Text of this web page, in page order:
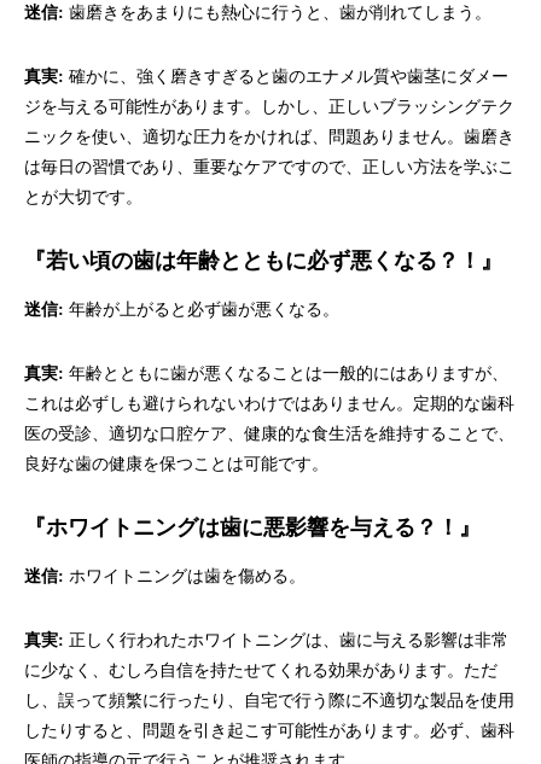
迷信: 歯磨きをあまりにも熱心に行うと、歯が削れてしまう。
真実: 確かに、強く磨きすぎると歯のエナメル質や歯茎にダメー
ジを与える可能性があります。しかし、正しいブラッシングテク
ニックを使い、適切な圧力をかければ、問題ありません。歯磨き
は毎日の習慣であり、重要なケアですので、正しい方法を学ぶこ
とが大切です。
『若い頃の歯は年齢とともに必ず悪くなる ？！』
迷信: 年齢が上がると必ず歯が悪くなる。
真実: 年齢とともに歯が悪くなることは一般的にはありますが、
これは必ずしも避けられないわけではありません。定期的な歯科
医の受診、適切な口腔ケア、健康的な食生活を維持することで、
良好な歯の健康を保つことは可能です。
『ホワイトニングは歯に悪影響を与える ？！』
迷信: ホワイトニングは歯を傷める。
真実: 正しく行われたホワイトニングは、歯に与える影響は非常
に少なく、むしろ自信を持たせてくれる効果があります。ただ
し、誤って頻繁に行ったり、自宅で行う際に不適切な製品を使用
したりすると、問題を引き起こす可能性があります。必ず、歯科